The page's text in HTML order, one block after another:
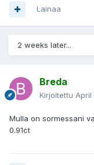
Lainaa
2 weeks later...
Breda
Kirjoitettu April
Mulla on sormessani
0.91ct